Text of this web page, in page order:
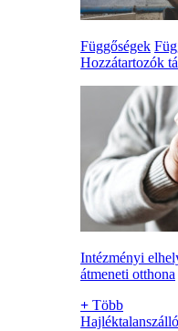
Függőségek
Hozzátartozók
Intézményi
átmeneti otthona
+ Több